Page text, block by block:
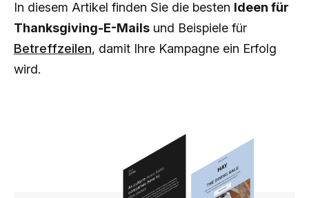
In diesem Artikel finden Sie die besten Ideen für
Thanksgiving-E-Mails und Beispiele für
Betreffzeilen, damit Ihre Kampagne ein Erfolg
wird.